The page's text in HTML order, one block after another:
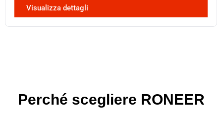
Visualizza dettagli
Perché scegliere RONEER